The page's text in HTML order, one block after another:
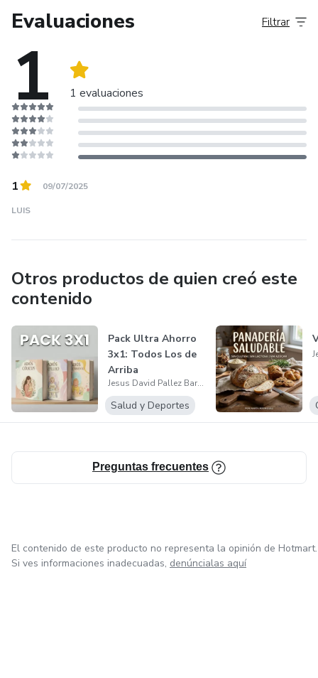
Evaluaciones
1 1 evaluaciones
Filtrar
1 09/07/2025
LUIS
Otros productos de quien creó este
contenido
Pack Ultra Ahorro
3x1: Todos Los de
Arriba
Jesus David Pallez Barajas
Salud y Deportes
Preguntas frecuentes
El contenido de este producto no representa la opinión de Hotmart.
Si ves informaciones inadecuadas, denúncialas aquí